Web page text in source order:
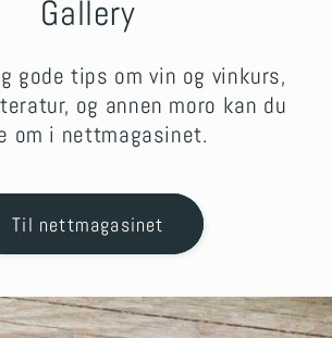
Gallery
gode tips om vin og vinkurs,
og annen moro kan du
om i nettmagasinet.
Til nettmagasinet